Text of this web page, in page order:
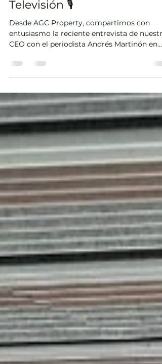
Cabrera, en Lancelot
Televisión 🎙
Desde AGC Property, compartimos con
Lancelot...